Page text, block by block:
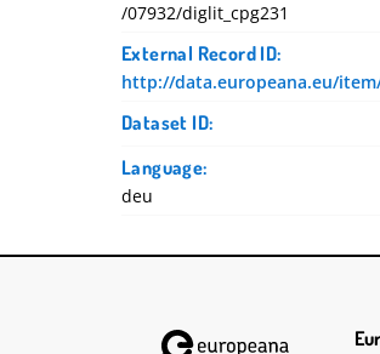
/07932/diglit_cpg231
External Record ID:
http://data.europeana.eu/
Dataset ID:
Language:
deu
Kräuterbuch und
http://d-nb.info/gnd/119798328